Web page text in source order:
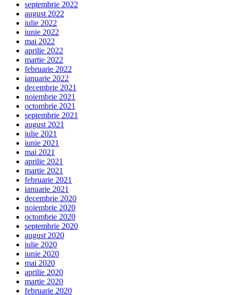
septembrie 2022
august 2022
iulie 2022
iunie 2022
mai 2022
aprilie 2022
martie 2022
februarie 2022
ianuarie 2022
decembrie 2021
noiembrie 2021
octombrie 2021
septembrie 2021
august 2021
iulie 2021
iunie 2021
mai 2021
aprilie 2021
martie 2021
februarie 2021
ianuarie 2021
decembrie 2020
noiembrie 2020
octombrie 2020
septembrie 2020
august 2020
iulie 2020
iunie 2020
mai 2020
aprilie 2020
martie 2020
februarie 2020